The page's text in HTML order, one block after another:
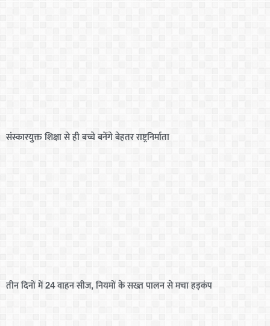
संस्कारयुक्त शिक्षा से ही बच्चे बनेंगे बेहतर राष्ट्रनिर्माता
तीन दिनों में 24 वाहन सीज, नियमों के सख्त पालन से मचा हड़कंप